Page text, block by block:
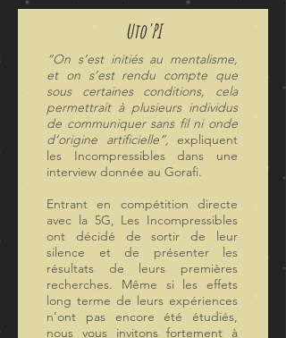
Uto'PI
“On s’est initiés au mentalisme,
et on s’est rendu compte que
sous certaines conditions, cela
permettrait à plusieurs individus
de communiquer sans fil ni onde
d’origine artificielle”, expliquent
les Incompressibles dans une
interview donnée au Gorafi.
Entrant en compétition directe
avec la 5G, Les Incompressibles
ont décidé de sortir de leur
silence et de présenter les
résultats de leurs premières
recherches. Même si les effets
long terme de leurs expériences
n’ont pas encore été étudiés,
nous vous invitons fortement à